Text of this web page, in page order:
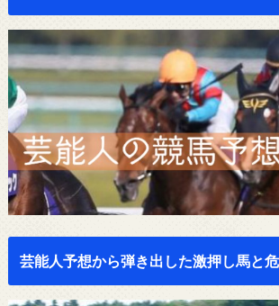
芸能人予想から弾き出した激押し馬と